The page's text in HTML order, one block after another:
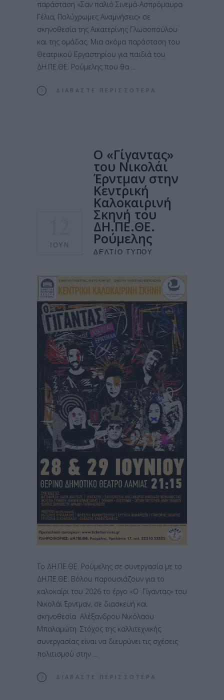
παράσταση «Σαν παλιό Σινεμά-Ασπρόμαυρα
Γέλια, Πολύχρωμες Αναμνήσεις» σε
σκηνοθεσία της Αικατερίνης Γλωσοπούλου
και της ομάδας. Μια ακόμα παράσταση του
Θεατρικού Εργαστηρίου για παιδιά του
ΔΗ.ΠΕ.ΘΕ. Ρούμελης που θα
ΔΙΑΒΆΣΤΕ ΠΕΡΙΣΣΌΤΕΡΑ
ΙΟΎΝ
Ο «Γίγαντας»
του Νικολάι
Έρντμαν στην
Κεντρική
Καλοκαιρινή
Σκηνή του
ΔΗ.ΠΕ.ΘΕ.
Ρούμελης
ΔΕΛΤΊΟ ΤΎΠΟΥ
Το ΔΗ.ΠΕ.ΘΕ. Ρούμελης σε συνεργασία με το
ΔΗ.ΠΕ.ΘΕ. Βόλου παρουσιάζουν για το
καλοκαίρι του 2026 το έργο «Ο Γίγαντας» του
Νικολάϊ Έρντμαν, σε διασκευή και
σκηνοθεσία Αλέξανδρου Νικόλαου
Μπαλαμώτη. Στόχος της καλλιτεχνικής
συνεργασίας είναι να διευρύνει τις σχέσεις
πολιτισμού στην
ΔΙΑΒΆΣΤΕ ΠΕΡΙΣΣΌΤΕΡΑ